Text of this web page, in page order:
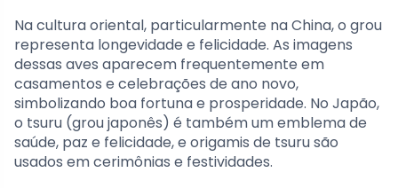
Na cultura oriental, particularmente na China, o grou
representa longevidade e felicidade. As imagens
dessas aves aparecem frequentemente em
casamentos e celebrações de ano novo,
simbolizando boa fortuna e prosperidade. No Japão,
o tsuru (grou japonês) é também um emblema de
saúde, paz e felicidade, e origamis de tsuru são
usados em cerimônias e festividades.